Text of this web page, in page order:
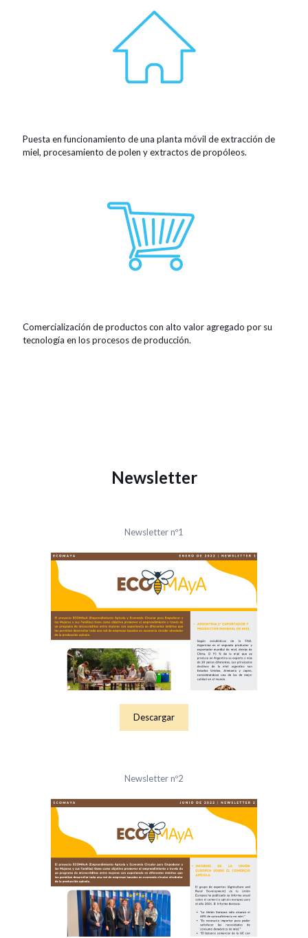
Puesta en funcionamiento de una planta móvil de extracción de
miel, procesamiento de polen y extractos de propóleos.
Comercialización de productos con alto valor agregado por su
tecnología en los procesos de producción.
Newsletter
Newsletter nº1
Descargar
Newsletter nº2